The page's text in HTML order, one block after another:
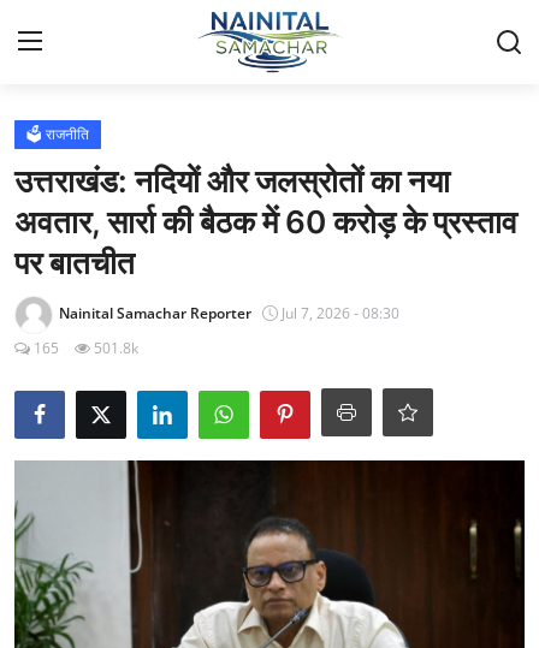
Login
🏔️ स्थानीय समाचार
🗳️ राजनीति
🌍 अंतर्राष्ट्रीय समाचार
💼 व्यापार और अर्थव्यवस्था
🗳️ राजनीति
उत्तराखंड: नदियों और जलस्रोतों का नया
अवतार, सार्रा की बैठक में 60 करोड़ के प्रस्ताव
पर बातचीत
Nainital Samachar Reporter
Jul 7, 2026 - 08:30
165
501.8k